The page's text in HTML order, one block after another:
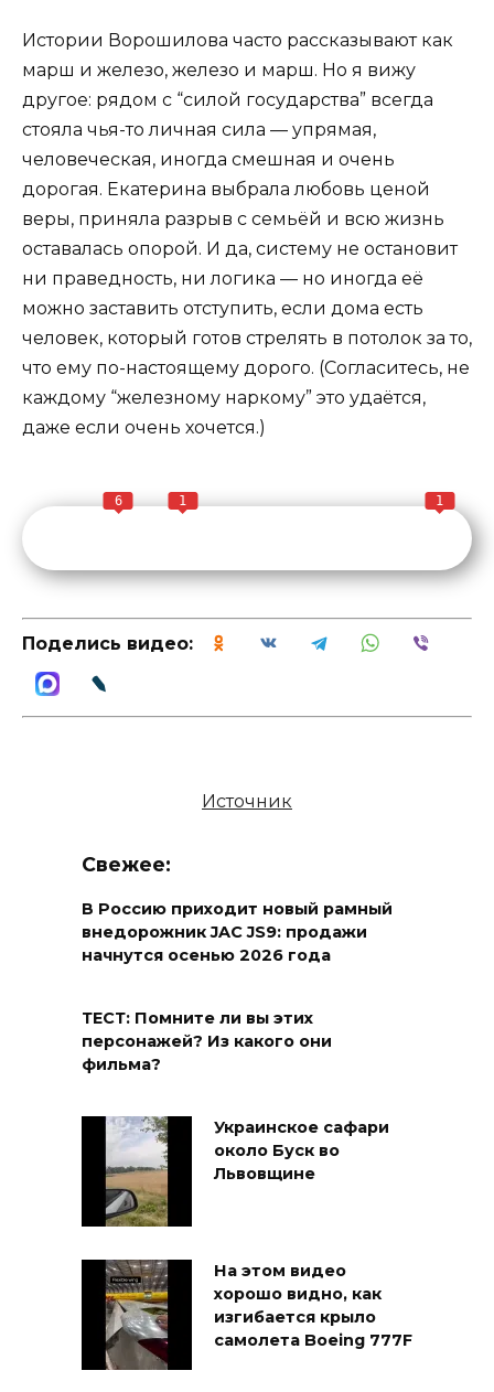
Истории Ворошилова часто рассказывают как
марш и железо, железо и марш. Но я вижу
другое: рядом с “силой государства” всегда
стояла чья-то личная сила — упрямая,
человеческая, иногда смешная и очень
дорогая. Екатерина выбрала любовь ценой
веры, приняла разрыв с семьёй и всю жизнь
оставалась опорой. И да, систему не остановит
ни праведность, ни логика — но иногда её
можно заставить отступить, если дома есть
человек, который готов стрелять в потолок за то,
что ему по-настоящему дорого. (Согласитесь, не
каждому “железному наркому” это удаётся,
даже если очень хочется.)
6 1 1
Поделись видео:
Источник
Свежее:
В Россию приходит новый рамный
внедорожник JAC JS9: продажи
начнутся осенью 2026 года
ТЕСТ: Помните ли вы этих
персонажей? Из какого они
фильма?
Украинское сафари
около Буск во
Львовщине
На этом видео
хорошо видно, как
изгибается крыло
самолета Boeing 777F